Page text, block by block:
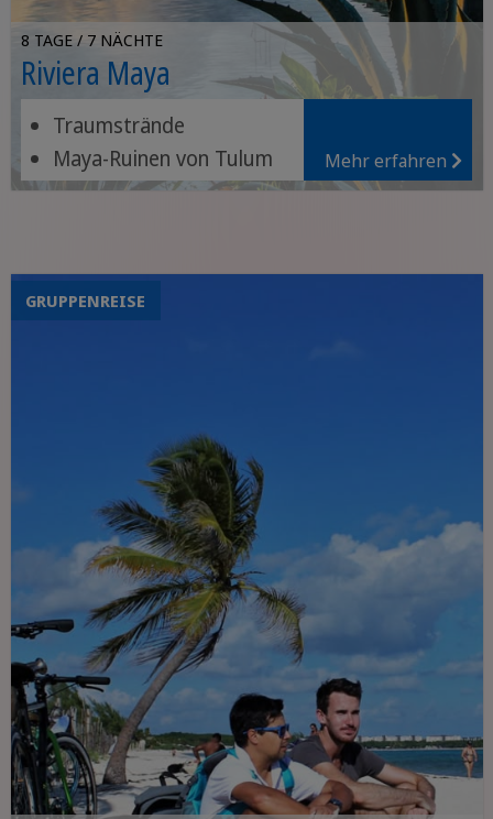
8 TAGE / 7 NÄCHTE
Riviera Maya
Traumstrände
Maya-Ruinen von Tulum
Lagune von Bacalar
Mehr erfahren
GRUPPENREISE